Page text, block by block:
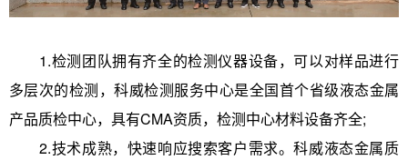
1.检测团队拥有齐全的检测仪器设备，可以对样品进行
多层次的检测，科威检测服务中心是全国首个省级液态金属
产品质检中心，具有CMA资质，检测中心材料设备齐全;
2.技术成熟，快速响应搜索客户需求。科威液态金属质